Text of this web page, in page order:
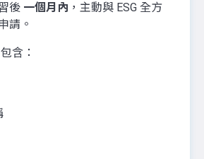
後 一個月內 ，主動與 ESG 全方
請。
含：